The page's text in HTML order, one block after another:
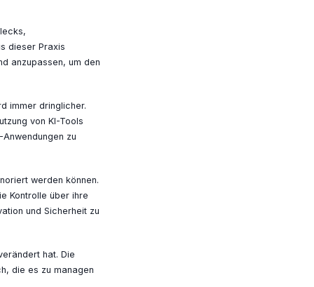
dieser Praxis
anzupassen, um den
immer dringlicher.
von KI-Tools
zu
werden können.
Kontrolle über ihre
und Sicherheit zu
hat. Die
die es zu managen